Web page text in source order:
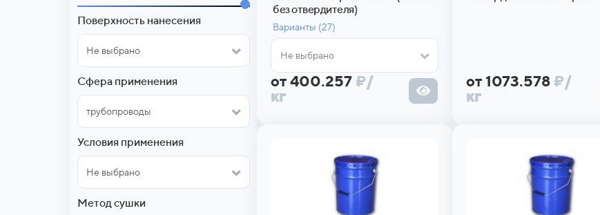
Поверхность нанесения
Не выбрано
Сфера применения
трубопроводы
Условия применения
Не выбрано
Метод сушки
без отвердителя)
Варианты (27)
Не выбрано
от 400.257 ₽/
кг
от 1073.578 ₽/
кг